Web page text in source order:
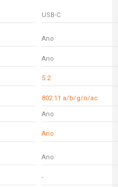
USB-C
Ano
Ano
5.2
802.11 a/b/g/n/ac
Ano
Ano
Ano
-